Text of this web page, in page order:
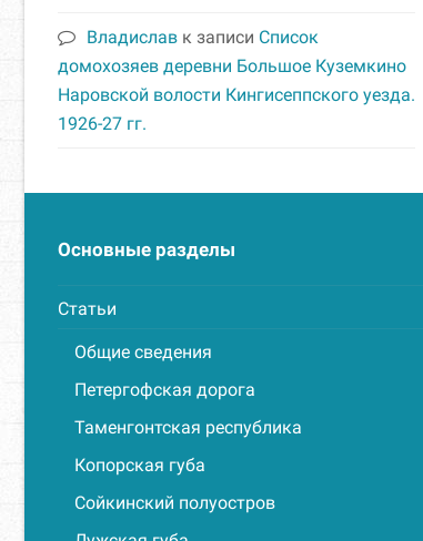
Владислав к записи Список
домохозяев деревни Большое Куземкино
Наровской волости Кингисеппского уезда.
1926-27 гг.
Основные разделы
Статьи
Общие сведения
Петергофская дорога
Таменгонтская республика
Копорская губа
Сойкинский полуостров